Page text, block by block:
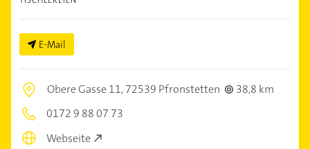
E-Mail
Obere Gasse 11,72539 Pfronstetten
38,8 km
0172 9 88 07 73
Webseite